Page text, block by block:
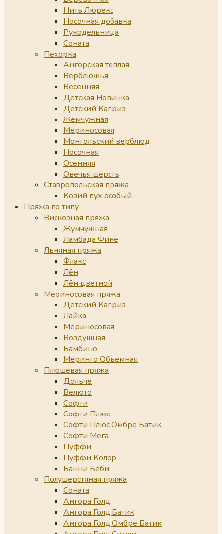
Нить Люрекс
Носочная добавка
Рукодельница
Соната
Пехорка
Ангорская теплая
Верблюжья
Весенняя
Детская Новинка
Детский Каприз
Жемчужная
Мериносовая
Монгольский верблюд
Носочная
Осенняя
Овечья шерсть
Ставропольская пряжа
Козий пух особый
Пряжа по типу
Вискозная пряжа
Жумчужная
Ламбада Фине
Льняная пряжа
Флакс
Лён
Лён цветной
Мериносовая пряжа
Детский Каприз
Лайка
Мериносовая
Воздушная
Бамбино
Меринго Объемная
Плюшевая пряжа
Дольче
Велюто
Софти
Софти Плюс
Софти Плюс Омбре Батик
Софти Мега
Пуффи
Пуффи Колор
Банни Беби
Полушерстяная пряжа
Соната
Ангора Голд
Ангора Голд Батик
Ангора Голд Омбре Батик